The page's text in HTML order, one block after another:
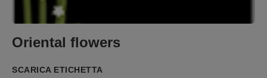
Oriental flowers
SCARICA ETICHETTA